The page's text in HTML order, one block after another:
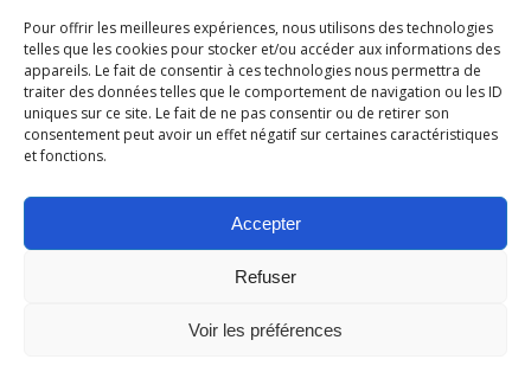
Pour offrir les meilleures expériences, nous utilisons des technologies
telles que les cookies pour stocker et/ou accéder aux informations des
appareils. Le fait de consentir à ces technologies nous permettra de
traiter des données telles que le comportement de navigation ou les ID
uniques sur ce site. Le fait de ne pas consentir ou de retirer son
consentement peut avoir un effet négatif sur certaines caractéristiques
et fonctions.
Accepter
Refuser
Voir les préférences
Autres partenaires